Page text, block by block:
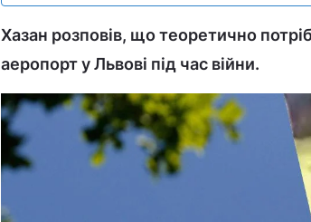
Хазан розповів, що теоретично
аеропорт у Львові під час війни.